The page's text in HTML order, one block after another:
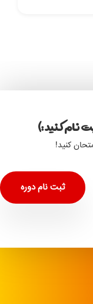
نام کنید :)
کنید!
ثبت نام دوره